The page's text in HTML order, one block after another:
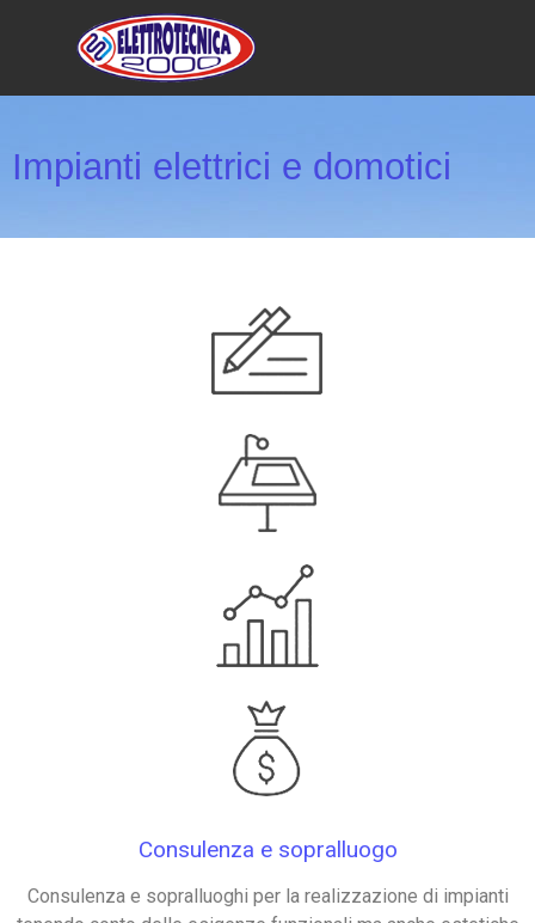
Impianti elettrici e domotici
Consulenza e sopralluogo
Consulenza e sopralluoghi per la realizzazione di impianti